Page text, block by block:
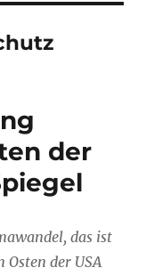
der
das ist
Osten der USA